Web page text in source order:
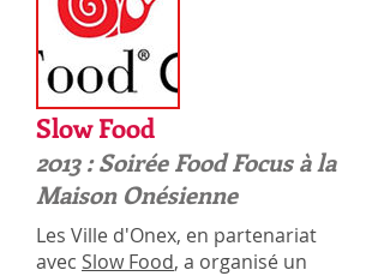
Slow Food
2013 : Soirée Food Focus à la
Maison Onésienne
Les Ville d'Onex, en partenariat
avec Slow Food, a organisé un